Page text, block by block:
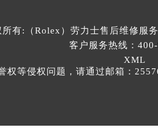
所有:（Rolex） 劳力士售后维修服
客户服务热线：
XML
等侵权问题，请通过邮箱：